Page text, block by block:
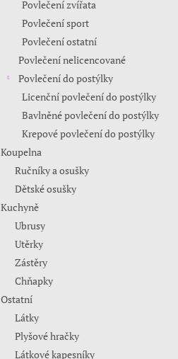
Povlečení zvířata
Povlečení sport
Povlečení ostatní
Povlečení nelicencované
Povlečení do postýlky
Licenční povlečení do postýlky
Bavlněné povlečení do postýlky
Krepové povlečení do postýlky
Koupelna
Ručníky a osušky
Dětské osušky
Kuchyně
Ubrusy
Utěrky
Zástěry
Chňapky
Ostatní
Látky
Plyšové hračky
Látkové kapesníky